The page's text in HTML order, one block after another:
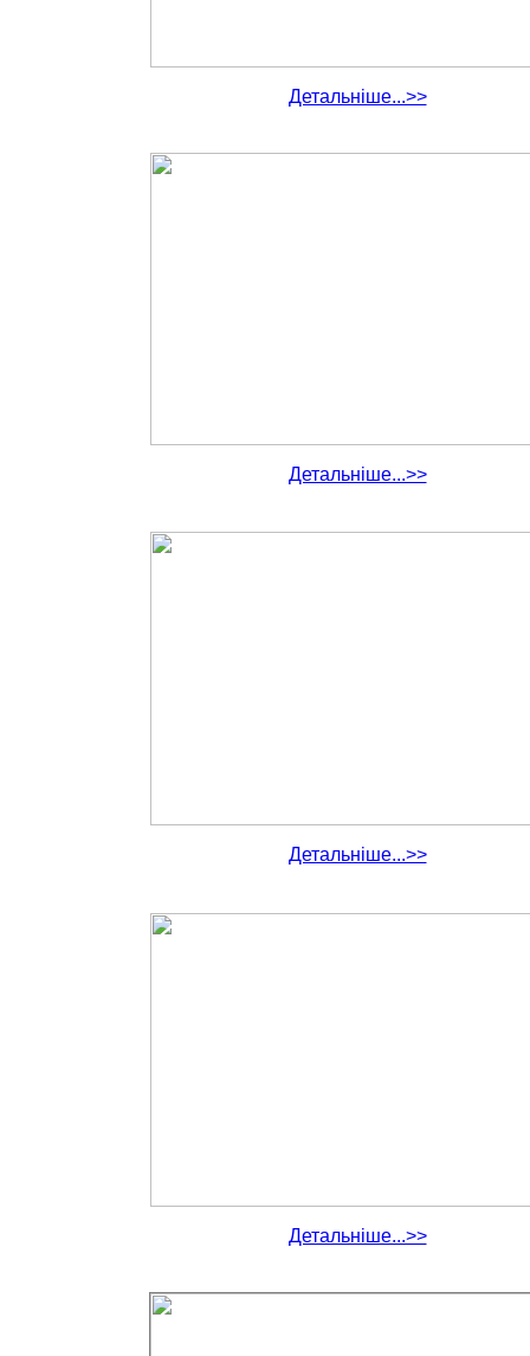
Детальніше...>>
Детальніше...>>
Детальніше...>>
Детальніше...>>